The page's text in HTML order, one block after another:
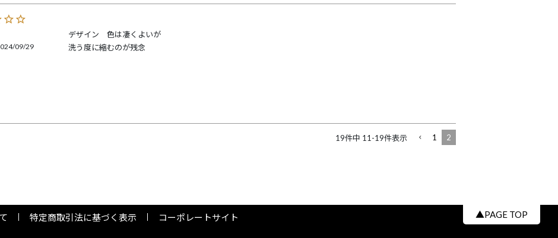
09/29
デザイン　色は凄くよいが
洗う度に縮むのが残念
19件中 11 -19件表示 1 2
て 特定商取引法に基づく表示 コーポレートサイト ▲PAGE TOP